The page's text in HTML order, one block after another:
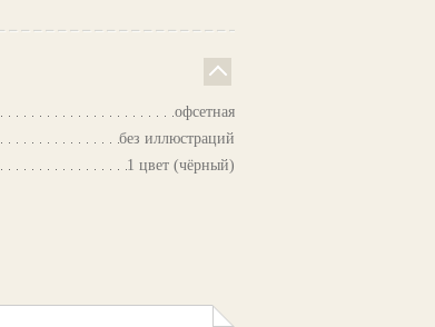
офсетная
без иллюстраций
1 цвет (чёрный)